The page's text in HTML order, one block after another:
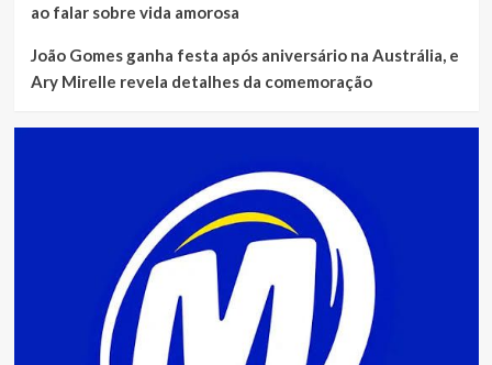
ao falar sobre vida amorosa
João Gomes ganha festa após aniversário na Austrália, e
Ary Mirelle revela detalhes da comemoração